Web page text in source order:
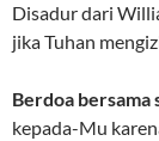
Disadur dari
jika Tuhan
Berdoa bersama
kepada-Mu